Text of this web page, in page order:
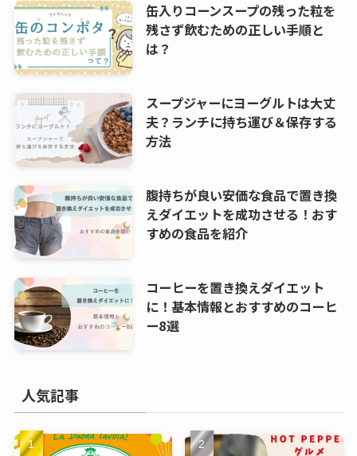
缶入りコーンスープの残った粒を
残さず飲むための正しい手順と
は？
スープジャーにヨーグルトは大丈
夫？ランチに持ち運び＆保存する
方法
腹持ちが良い安価な食品で置き換
えダイエットを成功させる！おす
すめの食品を紹介
コーヒーを置き換えダイエット
に！基本情報とおすすめのコーヒ
ー8選
人気記事